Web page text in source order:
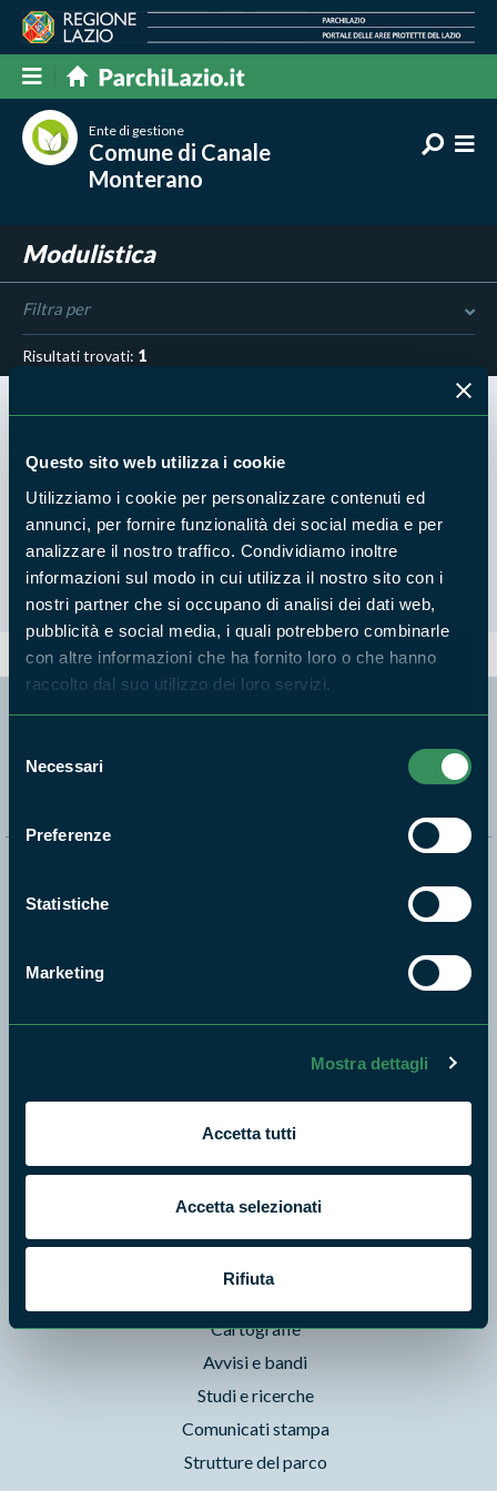
Questo sito web utilizza i cookie
Utilizziamo i cookie per personalizzare contenuti ed
annunci, per fornire funzionalità dei social media e per
analizzare il nostro traffico. Condividiamo inoltre
informazioni sul modo in cui utilizza il nostro sito con i
nostri partner che si occupano di analisi dei dati web,
pubblicità e social media, i quali potrebbero combinarle
con altre informazioni che ha fornito loro o che hanno
raccolto dal suo utilizzo dei loro servizi.
delNecessari
Preferenze
Statistiche
Marketing
Mostra dettagli
Accetta tutti
Accetta selezionati
Rifiuta
Ente di gestione
Comune di Canale
Monterano
Modulistica
Filtra per
Risultati trovati: 1
27 DIC 2022 - RISERVA NATURALE MONTERANO
Modulistica
Enti di gestione
Storie
Foto e Video
Cartografie
Avvisi e bandi
Studi e ricerche
Comunicati stampa
Strutture del parco